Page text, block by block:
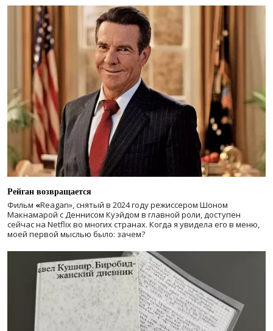
Рейган возвращается
Фильм «Reagan», снятый в 2024 годурежиссером Шоном
Макнамарой с Деннисом Куэйдом в главной роли, доступен
сейчас на Netflix во многих странах. Когда я увидела его в меню,
моей первой мыслью было: зачем?